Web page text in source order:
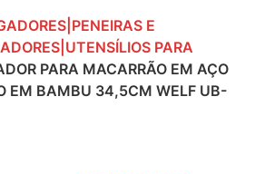
E
PARA
PARA MACARRÃO EM AÇO
EM BAMBU 34,5CM WELF UB-